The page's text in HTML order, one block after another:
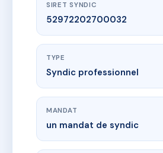
SIRET SYNDIC
52972202700032
TYPE
Syndic professionnel
MANDAT
un mandat de syndic